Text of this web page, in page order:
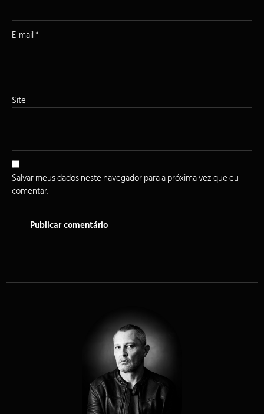
E-mail*
Site
Salvar meus dados neste navegador para a próxima vez que eu
comentar.